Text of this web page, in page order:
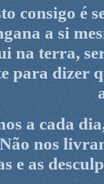
consigo é
a si
na terra,
para dizer
a cada
nos
e as